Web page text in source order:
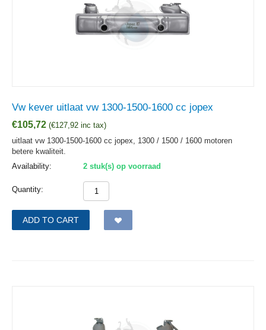
Vw kever uitlaat vw 1300-1500-1600 cc jopex
€105,72 (€127,92 inc tax)
uitlaat vw 1300-1500-1600 cc jopex, 1300 / 1500 / 1600 motoren
betere kwaliteit.
Availability:
2 stuk(s) op voorraad
Quantity:
ADD TO CART